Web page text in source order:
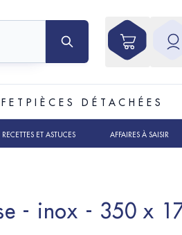
PIÈCES DÉTACHÉES
RECETTES ET ASTUCES AFFAIRES À SAISIR
- inox - 350 x